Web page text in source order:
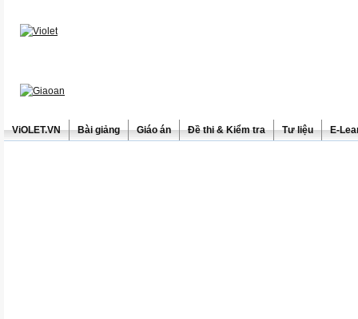
ViOLET.VN Bài giảng Giáo án Đề thi & Kiểm tra Tư liệu E-